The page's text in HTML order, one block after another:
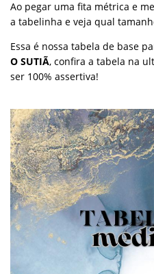
Ao pegar uma fita métrica e
a tabelinha e veja qual
Essa é nossa tabela de base
O SUTIÃ, confira a tabela na
ser 100% assertiva!